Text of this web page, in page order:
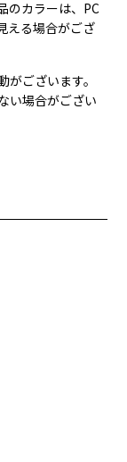
のカラーは、PC
える場合がござ
ございます。
い場合がござい